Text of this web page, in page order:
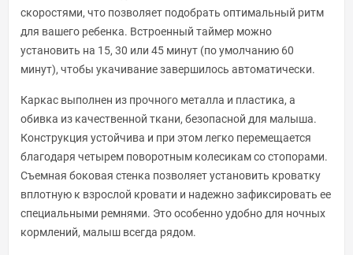
скоростями, что позволяет подобрать оптимальный ритм
для вашего ребенка. Встроенный таймер можно
установить на 15, 30 или 45 минут (по умолчанию 60
минут), чтобы укачивание завершилось автоматически.
Каркас выполнен из прочного металла и пластика, а
обивка из качественной ткани, безопасной для малыша.
Конструкция устойчива и при этом легко перемещается
благодаря четырем поворотным колесикам со стопорами.
Съемная боковая стенка позволяет установить кроватку
вплотную к взрослой кровати и надежно зафиксировать ее
специальными ремнями. Это особенно удобно для ночных
кормлений, малыш всегда рядом.